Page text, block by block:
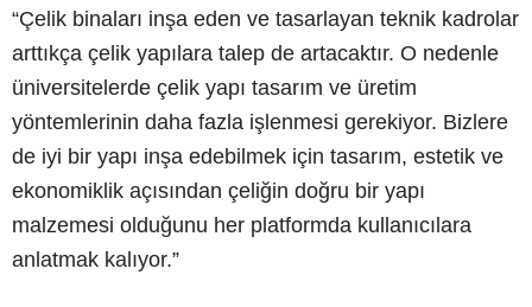
“Çelik binaları inşa eden ve tasarlayan teknik kadrolar
arttıkça çelik yapılara talep de artacaktır. O nedenle
üniversitelerde çelik yapı tasarım ve üretim
yöntemlerinin daha fazla işlenmesi gerekiyor. Bizlere
de iyi bir yapı inşa edebilmek için tasarım, estetik ve
ekonomiklik açısından çeliğin doğru bir yapı
malzemesi olduğunu her platformda kullanıcılara
anlatmak kalıyor.”